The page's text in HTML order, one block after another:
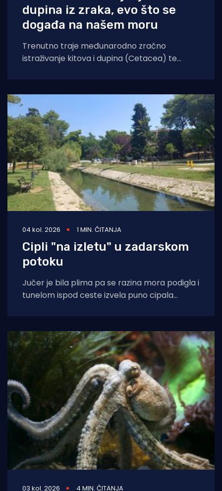
dupina iz zraka, evo što se
događa na našem moru
Trenutno traje međunarodno zračno
istraživanje kitova i dupina (Cetacea) te
04 kol. 2026 1 MIN. ČITANJA
Cipli "na izletu" u zadarskom
potoku
Jučer je bila plima pa se razina mora podigla i
tunelom ispod ceste izvela puno cipala
03 kol. 2026 4 MIN. ČITANJA